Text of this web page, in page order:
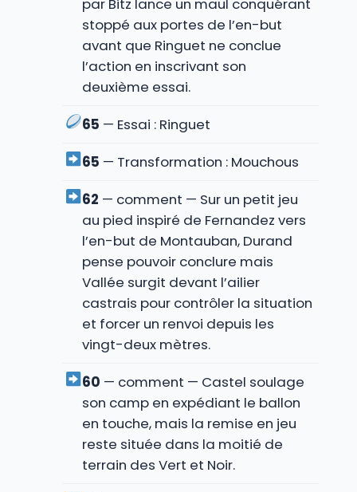
par Bitz lance un maul conquérant
stoppé aux portes de l’en-but
avant que Ringuet ne conclue
l’action en inscrivant son
deuxième essai.
65 — Essai : Ringuet
65 — Transformation : Mouchous
62 — comment — Sur un petit jeu
au pied inspiré de Fernandez vers
l’en-but de Montauban, Durand
pense pouvoir conclure mais
Vallée surgit devant l’ailier
castrais pour contrôler la situation
et forcer un renvoi depuis les
vingt-deux mètres.
60 — comment — Castel soulage
son camp en expédiant le ballon
en touche, mais la remise en jeu
reste située dans la moitié de
terrain des Vert et Noir.